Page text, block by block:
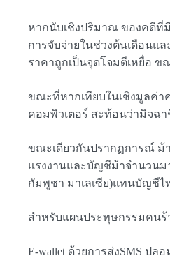
หากนับเชิงปริมาณ ของคดีที่
การจับจ่ายในช่วงต้นเดือนแ
ราคาถูกเป็นจุดโจมตีเหยื่อ
ขณะที่หากเทียบในเชิงมูลค่า
คอมพิวเตอร์ สะท้อนว่ามิจฉา
ขณะเดียวกันปรากฏการณ์ ม้า
แรงงานและบัญชีม้าจำนวน
กัมพูชา มาเลเซีย)แทนบัญชีไ
สำหรับแผนประทุษกรรมคนร้
E-wallet ด้วยการส่งSMS ป